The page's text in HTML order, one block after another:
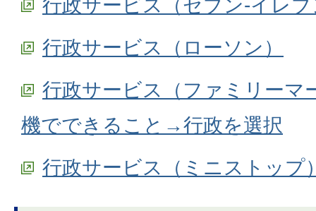
行政サービス（セブン-イレ
行政サービス（ローソン）
行政サービス（ファミリー
機でできること→行政を選択
行政サービス（ミニストップ